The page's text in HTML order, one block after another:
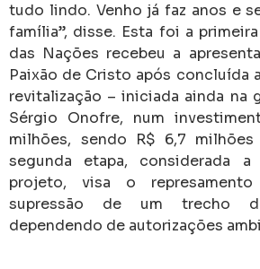
tudo lindo. Venho já faz anos e
família”, disse. Esta foi a
das Nações recebeu a
Paixão de Cristo após concluída
revitalização – iniciada ainda na
Sérgio Onofre, num
milhões, sendo R$ 6,7
segunda etapa, considerada
projeto, visa o
supressão de um trecho
dependendo de autorizações